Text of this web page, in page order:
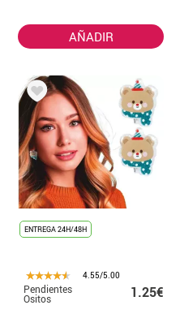
AÑADIR
ENTREGA 24H/48H
4.55/5.00
Pendientes
Ositos 1.25€